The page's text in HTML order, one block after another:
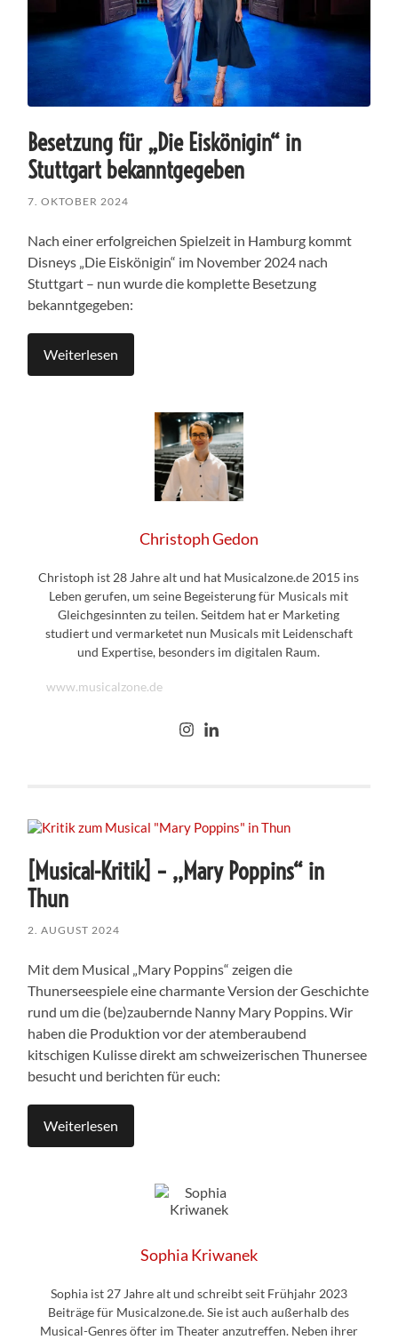
Besetzung für „Die Eiskönigin“ in
Stuttgart bekanntgegeben
7. OKTOBER 2024
Nach einer erfolgreichen Spielzeit in Hamburg kommt
Disneys „Die Eiskönigin“ im November 2024 nach
Stuttgart – nun wurde die komplette Besetzung
bekanntgegeben:
Weiterlesen
Christoph Gedon
Christoph ist 28 Jahre alt und hat Musicalzone.de 2015 ins
Leben gerufen, um seine Begeisterung für Musicals mit
Gleichgesinnten zu teilen. Seitdem hat er Marketing
studiert und vermarketet nun Musicals mit Leidenschaft
und Expertise, besonders im digitalen Raum.
www.musicalzone.de
[Musical-Kritik] – ,,Mary Poppins“ in
Thun
2. AUGUST 2024
Mit dem Musical „Mary Poppins“ zeigen die
Thunerseespiele eine charmante Version der Geschichte
rund um die (be)zaubernde Nanny Mary Poppins. Wir
haben die Produktion vor der atemberaubend
kitschigen Kulisse direkt am schweizerischen Thunersee
besucht und berichten für euch:
Weiterlesen
Sophia Kriwanek
Sophia ist 27 Jahre alt und schreibt seit Frühjahr 2023
Beiträge für Musicalzone.de. Sie ist auch außerhalb des
Musical-Genres öfter im Theater anzutreffen. Neben ihrer